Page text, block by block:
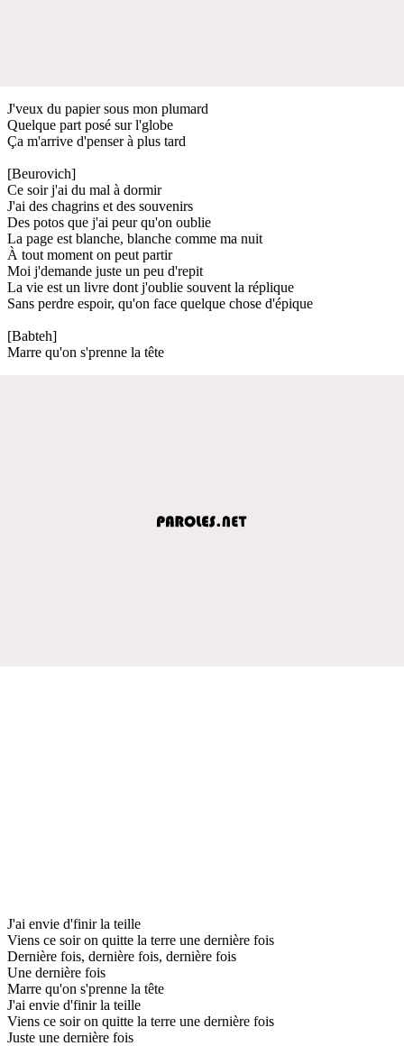
J'veux du papier sous mon plumard
Quelque part posé sur l'globe
Ça m'arrive d'penser à plus tard
[Beurovich]
Ce soir j'ai du mal à dormir
J'ai des chagrins et des souvenirs
Des potos que j'ai peur qu'on oublie
La page est blanche, blanche comme ma nuit
À tout moment on peut partir
Moi j'demande juste un peu d'repit
La vie est un livre dont j'oublie souvent la réplique
Sans perdre espoir, qu'on face quelque chose d'épique
[Babteh]
Marre qu'on s'prenne la tête
J'ai envie d'finir la teille
Viens ce soir on quitte la terre une dernière fois
Dernière fois, dernière fois, dernière fois
Une dernière fois
Marre qu'on s'prenne la tête
J'ai envie d'finir la teille
Viens ce soir on quitte la terre une dernière fois
Juste une dernière fois